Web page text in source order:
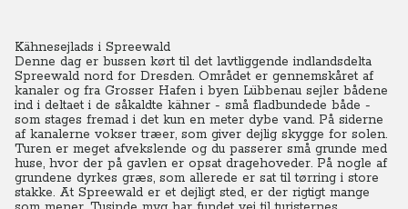
Kähnesejlads i Spreewald
Denne dag er bussen kørt til det lavtliggende indlandsdelta
Spreewald nord for Dresden. Området er gennemskåret af
kanaler og fra Grosser Hafen i byen Lübbenau sejler bådene
ind i deltaet i de såkaldte kähner - små fladbundede både -
som stages fremad i det kun en meter dybe vand. På siderne
af kanalerne vokser træer, som giver dejlig skygge for solen.
Turen er meget afvekslende og du passerer små grunde med
huse, hvor der på gavlen er opsat dragehoveder. På nogle af
grundene dyrkes græs, som allerede er sat til tørring i store
stakke. At Spreewald er et dejligt sted, er der rigtigt mange